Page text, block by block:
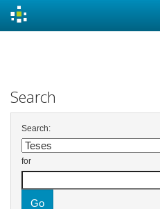
Search
Search:
for